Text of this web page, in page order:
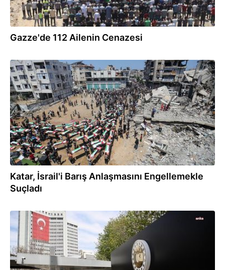
Gazze'de 112 Ailenin Cenazesi
04.08.2026
Katar, İsrail'i Barış Anlaşmasını Engellemekle
Suçladı
04.08.2026